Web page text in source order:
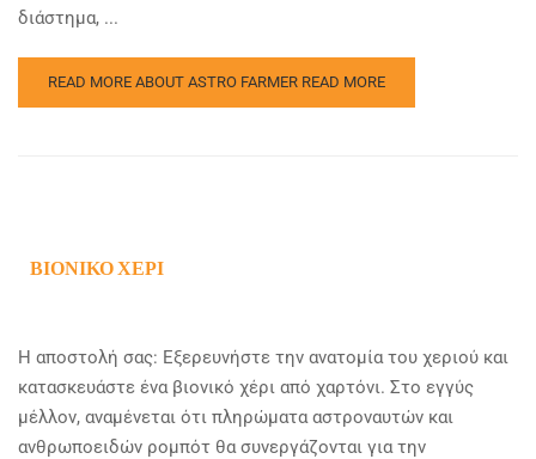
διάστημα, ...
READ MORE ABOUT ASTRO FARMER READ MORE
ΒΙΟΝΙΚΌ ΧΈΡΙ
Η αποστολή σας: Εξερευνήστε την ανατομία του χεριού και
κατασκευάστε ένα βιονικό χέρι από χαρτόνι. Στο εγγύς
μέλλον, αναμένεται ότι πληρώματα αστροναυτών και
ανθρωποειδών ρομπότ θα συνεργάζονται για την